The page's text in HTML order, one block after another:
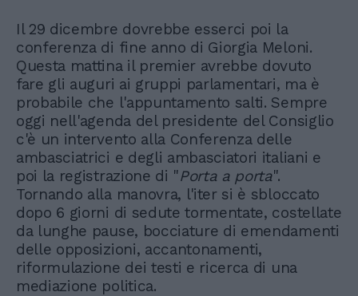
Il 29 dicembre dovrebbe esserci poi la
conferenza di fine anno di Giorgia Meloni.
Questa mattina il premier avrebbe dovuto
fare gli auguri ai gruppi parlamentari, ma è
probabile che l'appuntamento salti. Sempre
oggi nell'agenda del presidente del Consiglio
c'è un intervento alla Conferenza delle
ambasciatrici e degli ambasciatori italiani e
poi la registrazione di "Porta a porta".
Tornando alla manovra, l'iter si è sbloccato
dopo 6 giorni di sedute tormentate, costellate
da lunghe pause, bocciature di emendamenti
delle opposizioni, accantonamenti,
riformulazione dei testi e ricerca di una
mediazione politica.